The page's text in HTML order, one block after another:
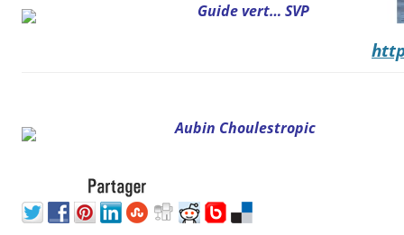
Guide vert… SVP
Aubin Choulestropic